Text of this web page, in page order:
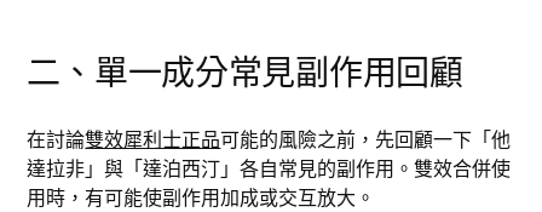
二、單一成分常見副作用回顧
在討論雙效犀利士正品可能的風險之前，先回顧一下「他
達拉非」與「達泊西汀」各自常見的副作用。雙效合併使
用時，有可能使副作用加成或交互放大。